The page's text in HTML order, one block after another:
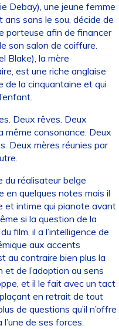
Debay), une jeune femme
ans sans le sou, décide de
porteuse afin de financer
son salon de coiffure.
Blake), la mère
est une riche anglaise
de la cinquantaine et qui
Deux rêves. Deux
même consonance. Deux
Deux mères réunies par
réalisateur belge
en quelques notes mais il
et intime qui pianote avant
si la question de la
film, il a l’intelligence de
aux accents
au contraire bien plus la
et de l’adoption au sens
et il le fait avec un tact
en retrait de tout
de questions qu’il n’offre
de ses forces.